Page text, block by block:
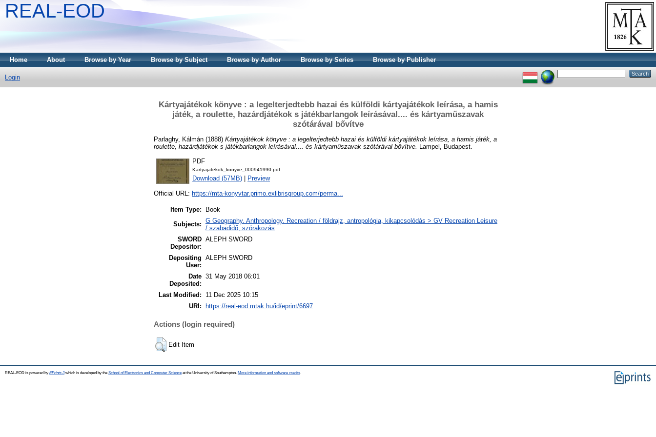
REAL-EOD
Home About Browse by Year Browse by Subject Browse by Author Browse by Series Browse by Publisher
Login
Kártyajátékok könyve : a legelterjedtebb hazai és külföldi kártyajátékok leírása, a hamis
játék, a roulette, hazárdjátékok s játékbarlangok leírásával.... és kártyaműszavak
szótárával bővítve
Parlaghy, Kálmán (1888) Kártyajátékok könyve : a legelterjedtebb hazai és külföldi kártyajátékok leírása, a hamis játék, a
roulette, hazárdjátékok s játékbarlangok leírásával.... és kártyaműszavak szótárával bővítve. Lampel, Budapest.
PDF
Kartyajatekok_konyve_000941990.pdf
Download (57MB) Preview
Official URL: https://mta-konyvtar.primo.exlibrisgroup.com/perma...
Item Type:
Book
Subjects: G Geography. Anthropology. Recreation / földrajz, antropológia, kikapcsolódás > GV Recreation Leisure
/ szabadidő, szórakozás
SWORD
Depositor:
ALEPH SWORD
Depositing
User:
ALEPH SWORD
Date
Deposited:
31 May 2018 06:01
Last Modified:
11 Dec 2025 10:15
URI:
https://real-eod.mtak.hu/id/eprint/6697
Actions (login required)
Edit Item
REAL-EOD is powered by EPrints 3which is developed by the School of Electronics and Computer Science at the University of Southampton. More information and software credits